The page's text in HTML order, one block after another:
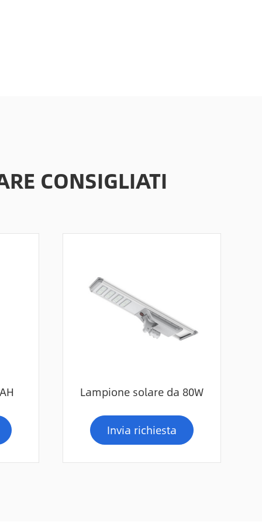
CONSIGLIATI
Lampione solare da 80W
Invia richiesta